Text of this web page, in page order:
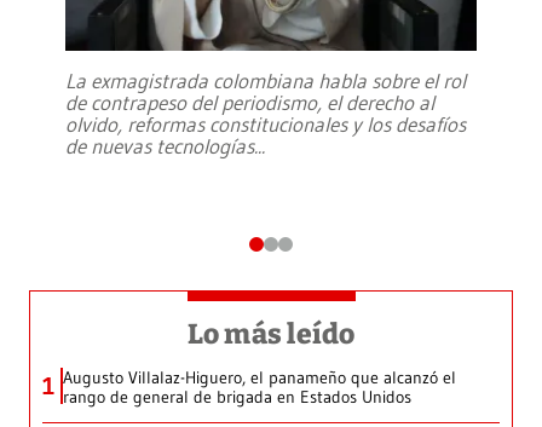
La exmagistrada colombiana habla sobre el rol
de contrapeso del periodismo, el derecho al
olvido, reformas constitucionales y los desafíos
de nuevas tecnologías...
Lo más leído
1 Augusto Villalaz-Higuero, el panameño que alcanzó el
rango de general de brigada en Estados Unidos